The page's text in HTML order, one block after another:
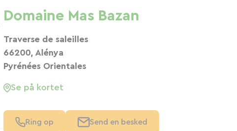
Domaine Mas Bazan
Traverse de saleilles
66200, Alénya
Pyrénées Orientales
Se på kortet
Ring op Send en besked